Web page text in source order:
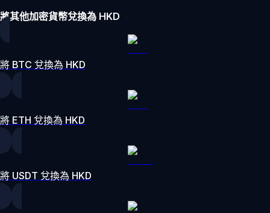
將其他加密貨幣兌換為 HKD
將 BTC 兌換為 HKD
將 ETH 兌換為 HKD
將 USDT 兌換為 HKD